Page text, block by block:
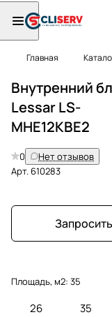
Главная
Внутренний
Lessar LS-
MHE12KBE2
0
Нет отзывов
Арт.610283
Запросить
Площадь, м2: 35
26 35